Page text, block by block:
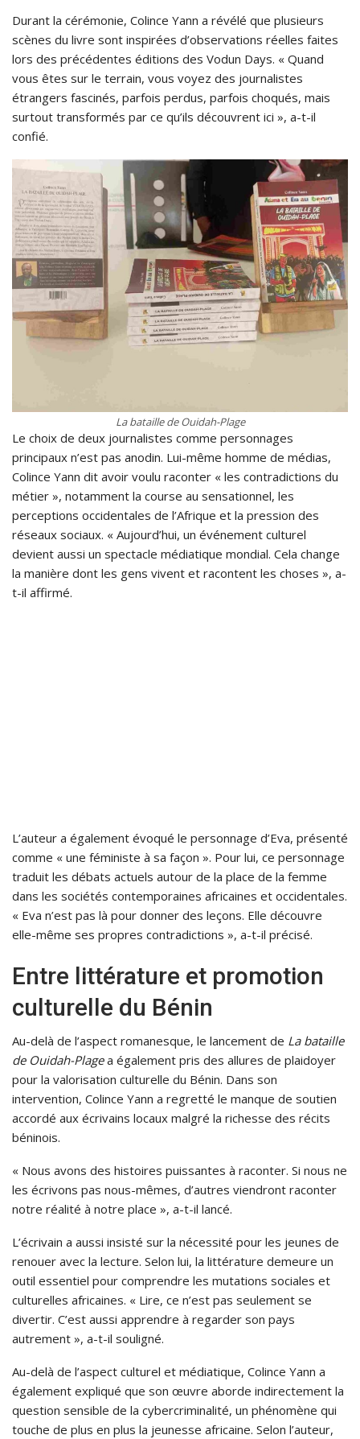
Durant la cérémonie, Colince Yann a révélé que plusieurs
scènes du livre sont inspirées d’observations réelles faites
lors des précédentes éditions des Vodun Days. « Quand
vous êtes sur le terrain, vous voyez des journalistes
étrangers fascinés, parfois perdus, parfois choqués, mais
surtout transformés par ce qu’ils découvrent ici », a-t-il
confié.
La bataille de Ouidah-Plage
Le choix de deux journalistes comme personnages
principaux n’est pas anodin. Lui-même homme de médias,
Colince Yann dit avoir voulu raconter « les contradictions du
métier », notamment la course au sensationnel, les
perceptions occidentales de l’Afrique et la pression des
réseaux sociaux. « Aujourd’hui, un événement culturel
devient aussi un spectacle médiatique mondial. Cela change
la manière dont les gens vivent et racontent les choses », a-
t-il affirmé.
L’auteur a également évoqué le personnage d’Eva, présenté
comme « une féministe à sa façon ». Pour lui, ce personnage
traduit les débats actuels autour de la place de la femme
dans les sociétés contemporaines africaines et occidentales.
« Eva n’est pas là pour donner des leçons. Elle découvre
elle-même ses propres contradictions », a-t-il précisé.
Entre littérature et promotion
culturelle du Bénin
Au-delà de l’aspect romanesque, le lancement de La bataille
de Ouidah-Plagea également pris des allures de plaidoyer
pour la valorisation culturelle du Bénin. Dans son
intervention, Colince Yann a regretté le manque de soutien
accordé aux écrivains locaux malgré la richesse des récits
béninois.
« Nous avons des histoires puissantes à raconter. Si nous ne
les écrivons pas nous-mêmes, d’autres viendront raconter
notre réalité à notre place », a-t-il lancé.
L’écrivain a aussi insisté sur la nécessité pour les jeunes de
renouer avec la lecture. Selon lui, la littérature demeure un
outil essentiel pour comprendre les mutations sociales et
culturelles africaines. « Lire, ce n’est pas seulement se
divertir. C’est aussi apprendre à regarder son pays
autrement », a-t-il souligné.
Au-delà de l’aspect culturel et médiatique, Colince Yann a
également expliqué que son œuvre aborde indirectement la
question sensible de la cybercriminalité, un phénomène qui
touche de plus en plus la jeunesse africaine. Selon l’auteur,